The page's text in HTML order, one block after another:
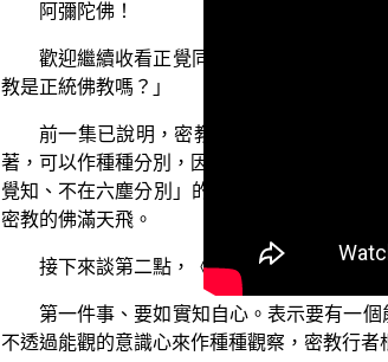
阿彌陀佛！
歡迎繼續收看正覺同修會所推出一系列
教是正統佛教嗎？」
前一集已說明，密教行者誤解大乘經典
著，可以作種種分別，因此落入一念不生而
覺知、不在六塵分別」的說法，完全背道而
密教的佛滿天飛。
接下來談第二點，《大日經》的毘盧遮
第一件事、要如實知自心。表示要有一
不透過能觀的意識心來作種種觀察，密教行者